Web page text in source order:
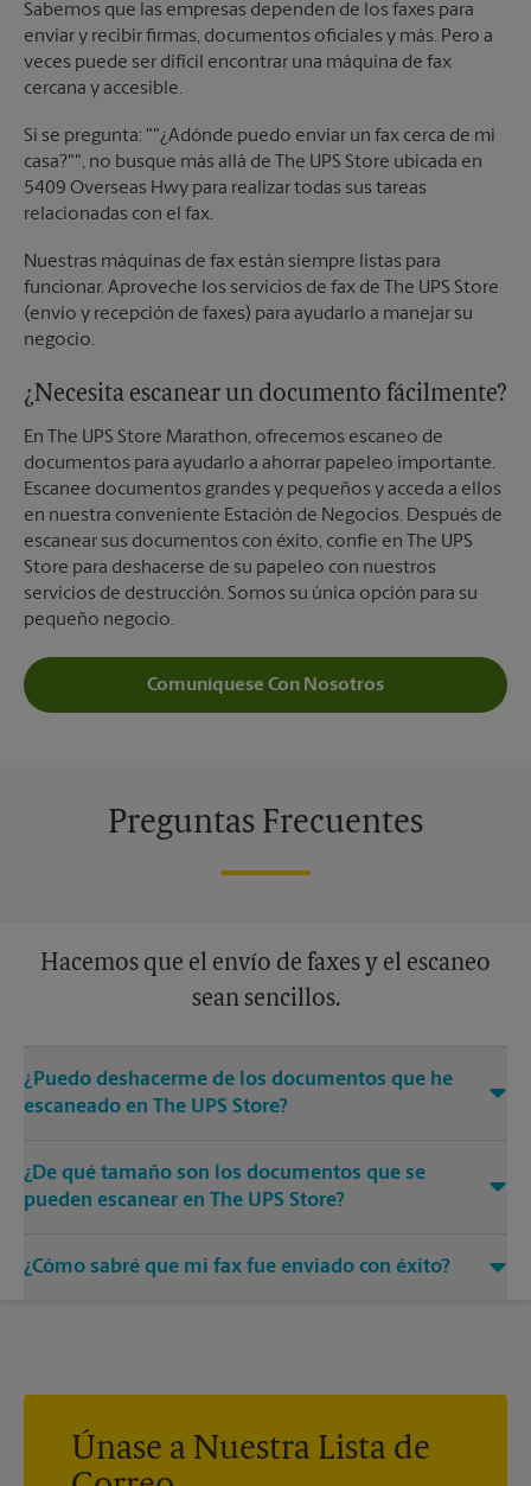
Sabemos que las empresas dependen de los faxes para
enviar y recibir firmas, documentos oficiales y más. Pero a
veces puede ser difícil encontrar una máquina de fax
cercana y accesible.
Si se pregunta: ""¿Adónde puedo enviar un fax cerca de mi
casa?"", no busque más allá de The UPS Store ubicada en
5409 Overseas Hwy para realizar todas sus tareas
relacionadas con el fax.
Nuestras máquinas de fax están siempre listas para
funcionar. Aproveche los servicios de fax de The UPS Store
(envío y recepción de faxes) para ayudarlo a manejar su
negocio.
¿Necesita escanear un documento fácilmente?
En The UPS Store Marathon, ofrecemos escaneo de
documentos para ayudarlo a ahorrar papeleo importante.
Escanee documentos grandes y pequeños y acceda a ellos
en nuestra conveniente Estación de Negocios. Después de
escanear sus documentos con éxito, confíe en The UPS
Store para deshacerse de su papeleo con nuestros
servicios de destrucción. Somos su única opción para su
pequeño negocio.
Comuníquese Con Nosotros
Preguntas Frecuentes
Hacemos que el envío de faxes y el escaneo
sean sencillos.
¿Puedo deshacerme de los documentos que he
escaneado en The UPS Store?
documento o medio que necesite destruir.
¿De qué tamaño son los documentos que se
pueden escanear en The UPS Store?
llámenos al (305) 743-2005 y hable con los asociados para
¿Cómo sabré que mi fax fue enviado con éxito?
Únase a Nuestra Lista de